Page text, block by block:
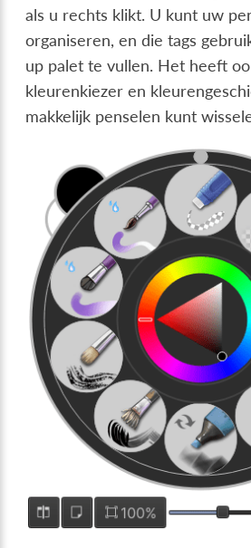
als u rechts klikt. U kunt uw
organiseren, en die tags
up palet te vullen. Het heeft
kleurenkiezer en
makkelijk penselen kunt